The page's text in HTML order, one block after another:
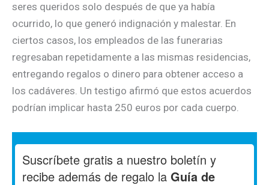
seres queridos solo después de que ya había
ocurrido, lo que generó indignación y malestar. En
ciertos casos, los empleados de las funerarias
regresaban repetidamente a las mismas residencias,
entregando regalos o dinero para obtener acceso a
los cadáveres. Un testigo afirmó que estos acuerdos
podrían implicar hasta 250 euros por cada cuerpo.